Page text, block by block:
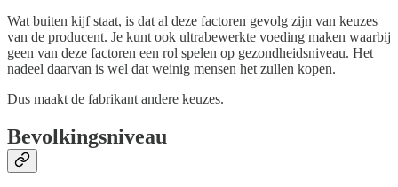
Wat buiten kijf staat, is dat al deze factoren gevolg zijn van keuzes
van de producent. Je kunt ook ultrabewerkte voeding maken waarbij
geen van deze factoren een rol spelen op gezondheidsniveau. Het
nadeel daarvan is wel dat weinig mensen het zullen kopen.
Dus maakt de fabrikant andere keuzes.
Bevolkingsniveau